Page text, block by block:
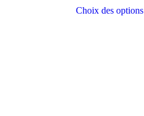
Choix des options